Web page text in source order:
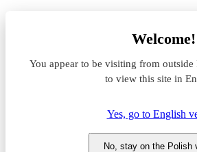
Welcome!
You appear to be visiting from
to view this site in
Yes, go to English
No, stay on the Polish
Nowosolna
Magazyn do